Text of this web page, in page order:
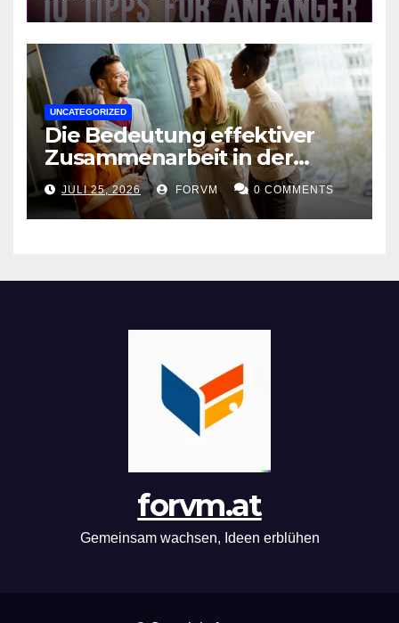
UNCATEGORIZED
Die Bedeutung effektiver
Zusammenarbeit in der
Arbeitswelt
JULI 25, 2026 FORVM 0 COMMENTS
forvm.at
Gemeinsam wachsen, Ideen erblühen